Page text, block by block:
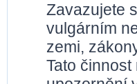
Zavazujete
vulgárním
zemi,
Tato